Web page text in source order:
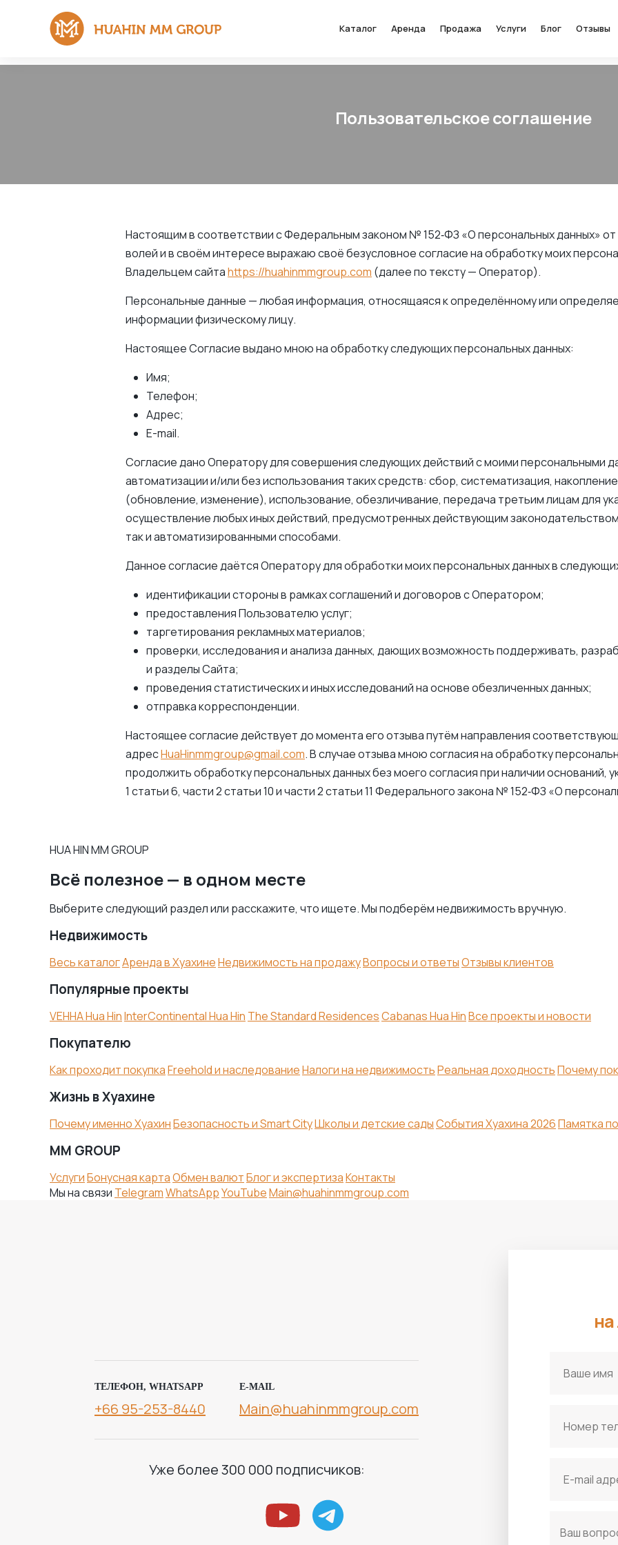
Каталог Аренда Продажа Услуги Блог Отзывы
Пользовательское соглашение
Настоящим в соответствии с Федеральным законом № 152‑ФЗ «О персональных данных» от
волей и в своём интересе выражаю своё безусловное согласие на обработку моих
Владельцем сайтаhttps://huahinmmgroup.com (далее по тексту — Оператор).
Персональные данные — любая информация, относящаяся к определённому или
информации физическому лицу.
Настоящее Согласие выдано мною на обработку следующих персональных данных:
Имя;
Телефон;
Адрес;
E-mail.
Согласие дано Оператору для совершения следующих действий с моими персональными
автоматизации и/или без использования таких средств: сбор, систематизация,
(обновление, изменение), использование, обезличивание, передача третьим лицам для
осуществление любых иных действий, предусмотренных действующим
так и автоматизированными способами.
Данное согласие даётся Оператору для обработки моих персональных данных в
идентификации стороны в рамках соглашений и договоров с Оператором;
предоставления Пользователю услуг;
таргетирования рекламных материалов;
проверки, исследования и анализа данных, дающих возможность поддерживать,
и разделы Сайта;
проведения статистических и иных исследований на основе обезличенных данных;
отправка корреспонденции.
Настоящее согласие действует до момента его отзыва путём направления
адресHuaHinmmgroup@gmail.com. В случае отзыва мною согласия на обработку
продолжить обработку персональных данных без моего согласия при наличии оснований,
1 статьи 6, части 2 статьи 10 и части 2 статьи 11 Федерального закона № 152‑ФЗ «О
HUA HIN MM GROUP
Всё полезное — в одном месте
Выберите следующий раздел или расскажите, что ищете. Мы подберём недвижимость вручную.
Недвижимость
Весь каталогАренда в ХуахинеНедвижимость на продажуВопросы и ответыОтзывы клиентов
Популярные проекты
VEHHA Hua HinInterContinental Hua Hin The Standard ResidencesCabanas Hua HinВсе проекты и новости
Покупателю
Как проходит покупкаFreehold и наследованиеНалоги на недвижимостьРеальная доходностьПочему
Жизнь в Хуахине
Почему именно ХуахинБезопасность и Smart CityШколы и детские садыСобытия Хуахина 2026Памятка
MM GROUP
УслугиБонусная картаОбмен валютБлог и экспертизаКонтакты
Мы на связи TelegramWhatsAppYouTubeMain@huahinmmgroup.com
ТЕЛЕФОН, WHATSAPP
+66 95-253-8440
E-MAIL
Main@huahinmmgroup.com
Уже более 300 000 подписчиков: